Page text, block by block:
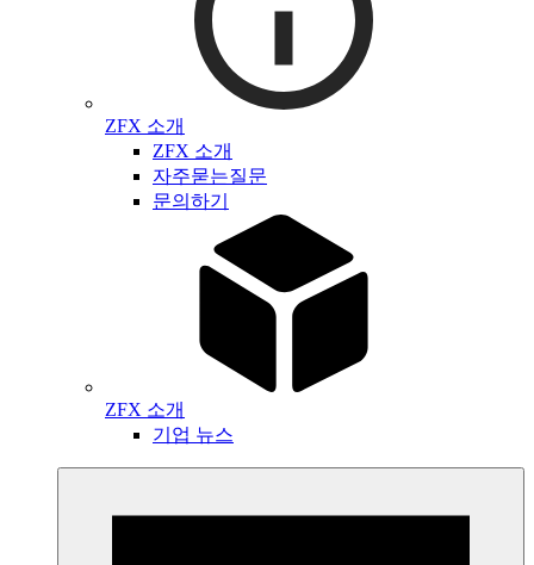
ZFX 소개
ZFX 소개
자주묻는질문
문의하기
ZFX 소개
기업 뉴스